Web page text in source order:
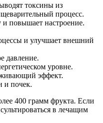
токсины из
процесс.
повышает настроение.
и улучшает внешний
давление.
уровне.
эффект.
и почек.
400 грамм фрукта. Если
в лечащим